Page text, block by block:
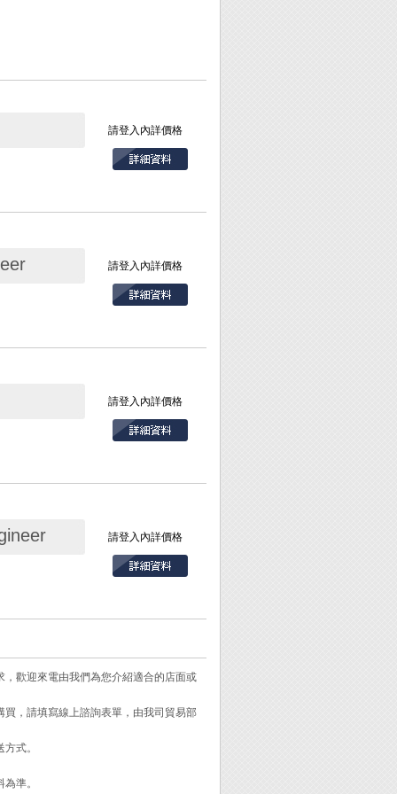
請登入內詳價格
請登入內詳價格
請登入內詳價格
請登入內詳價格
歡迎來電由我們為您介紹適合的店面或
，請填寫線上諮詢表單，由我司貿易部
式。
準。